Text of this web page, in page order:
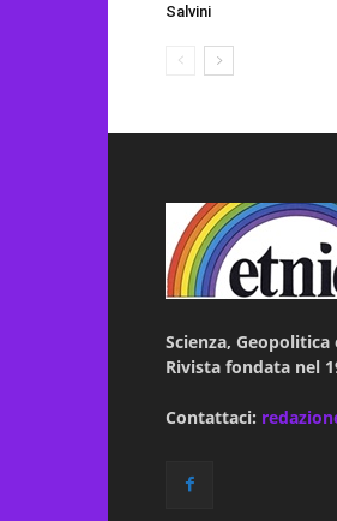
Salvini
Scienza,
Rivista fondata nel
Contattaci: